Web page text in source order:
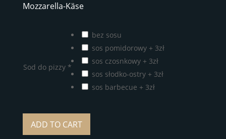
Mozzarella-Käse
Sod do pizzy *
bez sosu
sos pomidorowy + 3zł
sos czosnkowy + 3zł
sos słodko-ostry + 3zł
sos barbecue + 3zł
ADD TO CART